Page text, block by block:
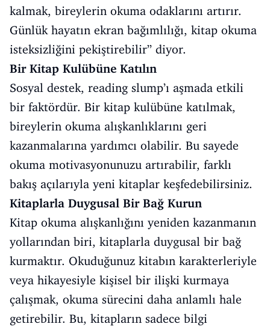
kalmak, bireylerin okuma odaklarını artırır.
Günlük hayatın ekran bağımlılığı, kitap okuma
isteksizliğini pekiştirebilir” diyor.
Bir Kitap Kulübüne Katılın
Sosyal destek, reading slump’ı aşmada etkili
bir faktördür. Bir kitap kulübüne katılmak,
bireylerin okuma alışkanlıklarını geri
kazanmalarına yardımcı olabilir. Bu sayede
okuma motivasyonunuzu artırabilir, farklı
bakış açılarıyla yeni kitaplar keşfedebilirsiniz.
Kitaplarla Duygusal Bir Bağ Kurun
Kitap okuma alışkanlığını yeniden kazanmanın
yollarından biri, kitaplarla duygusal bir bağ
kurmaktır. Okuduğunuz kitabın karakterleriyle
veya hikayesiyle kişisel bir ilişki kurmaya
çalışmak, okuma sürecini daha anlamlı hale
getirebilir. Bu, kitapların sadece bilgi